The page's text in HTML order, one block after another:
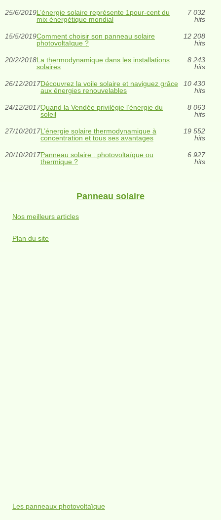
25/6/2019L’énergie solaire représente 1pour-cent du
mix énergétique mondial
7 032
hits
15/5/2019Comment choisir son panneau solaire
photovoltaïque ?
12 208
hits
20/2/2018La thermodynamique dans les installations
solaires
8 243
hits
26/12/2017Découvrez la voile solaire et naviguez grâce
aux énergies renouvelables
10 430
hits
24/12/2017Quand la Vendée privilégie l’énergie du
soleil
8 063
hits
27/10/2017L’énergie solaire thermodynamique à
concentration et tous ses avantages
19 552
hits
20/10/2017Panneau solaire : photovoltaïque ou
thermique ?
6 927
hits
Panneau solaire
Nos meilleurs articles
Plan du site
Les panneaux photovoltaïque